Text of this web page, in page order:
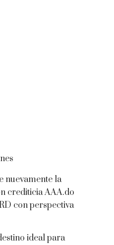
nuevamente la
crediticia AAA.do
con perspectiva
ideal para